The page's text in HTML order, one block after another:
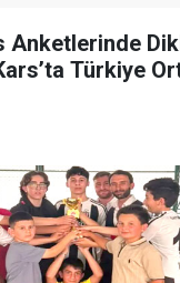
Anketlerinde
Türkiye